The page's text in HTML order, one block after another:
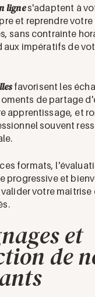
lignes'adaptent à
et reprendre
sans contrainte
impératifs de
favorisent les
de partage
apprentissage, et
souvent
formats,
progressive et
votre maîtrise
et
de